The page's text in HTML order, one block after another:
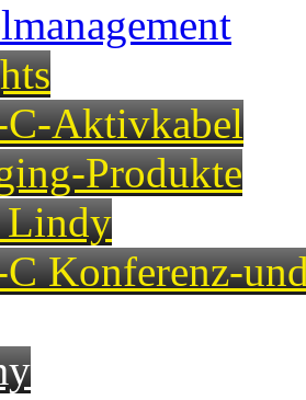
Aktivkabel
Produkte
Lindy
Konferenz-